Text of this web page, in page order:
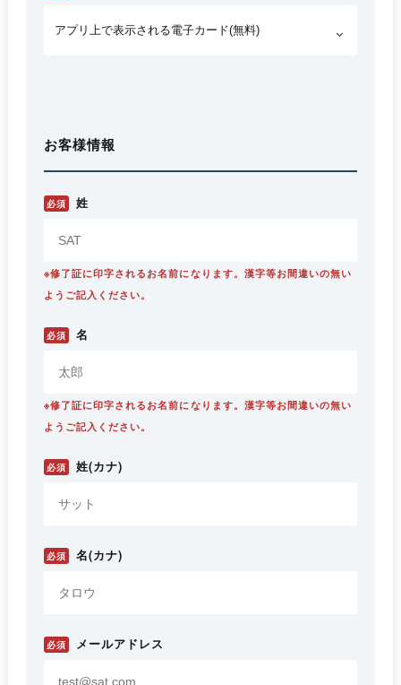
お客様情報
必須 姓
※修了証に印字されるお名前になります。漢字等お間違いの無い
ようご記入ください。
必須 名
※修了証に印字されるお名前になります。漢字等お間違いの無い
ようご記入ください。
必須 姓(カナ)
必須 名(カナ)
必須 メールアドレス